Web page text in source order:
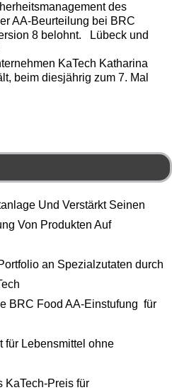
des
AA-Beurteilung bei BRC
8 belohnt. Lübeck und
KaTech Katharina
beim diesjährig zum 7. Mal
Und Verstärkt Seinen
Von Produkten Auf
an Spezialzutaten durch
BRC Food AA-Einstufung für
für Lebensmittel ohne
KaTech-Preis für